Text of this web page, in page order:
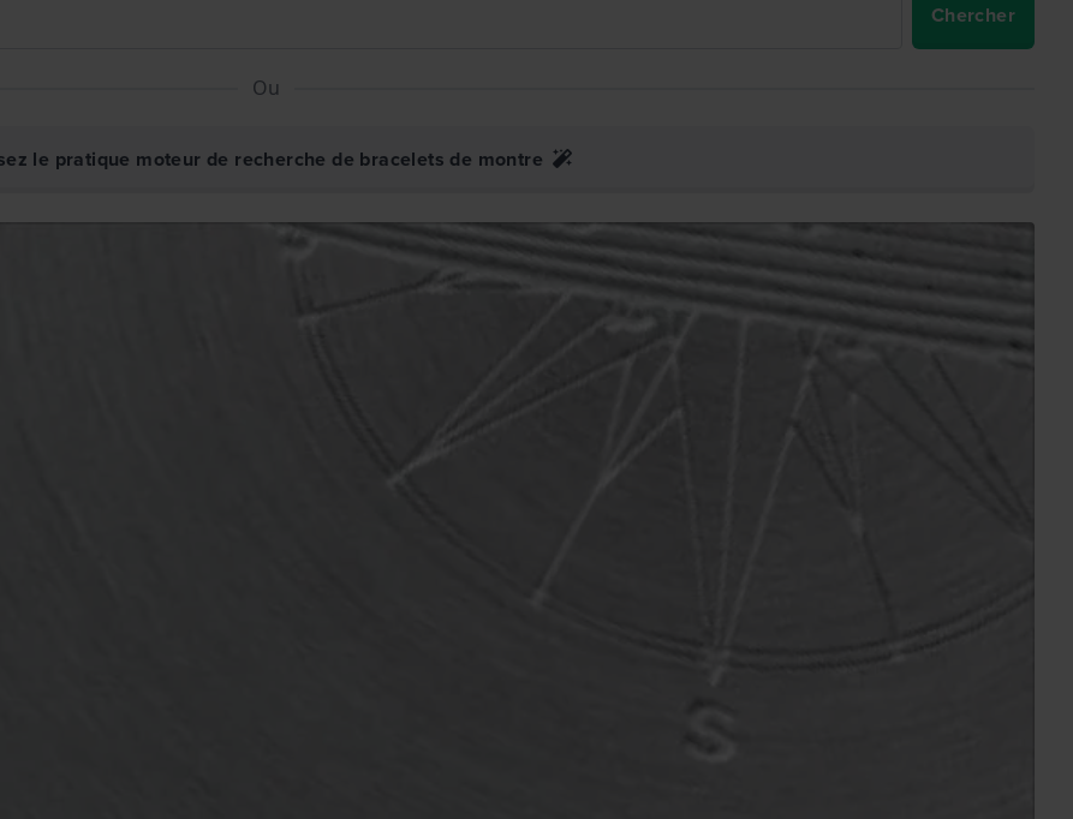
Chercher
Ou
le pratique moteur de recherche de bracelets de montre